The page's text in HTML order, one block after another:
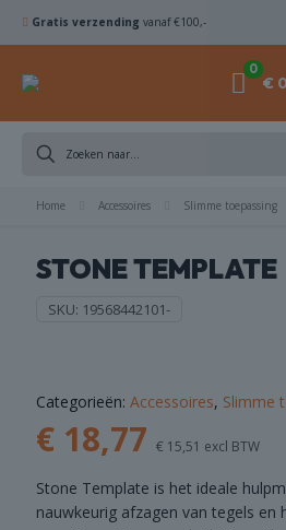
Gratis verzending vanaf €100,-
0
€
Home Accessoires Slimme toepassing
STONE TEMPLATE
SKU: 19568442101-
Categorieën: Accessoires, Slimme
€ 18,77 € 15,51 excl BTW
Stone Template is het ideale
nauwkeurig afzagen van tegels en
ZAAGBLADEN
KOMSCHIJVEN
COMBI